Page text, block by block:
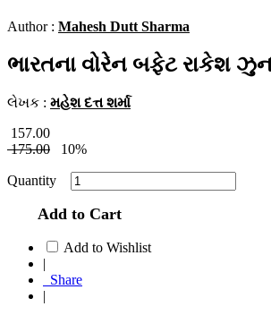
Author : Mahesh Dutt Sharma
ભારતના વોરેન બફેટ રાકેશ
લેખક : મહેશ દત્ત શર્મા
157.00
175.00
10%
Quantity
Add to Cart
Add to Wishlist
|
Share
|